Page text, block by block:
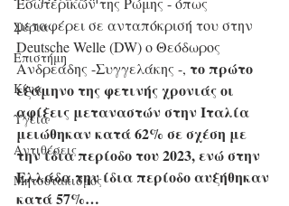
Σύρια
Επιστήμη
Kίνα
Υγεία
Aντιθέσεις
Μητσοτακισμός
μεταφέρει σε ανταπόκρισή του στην
Deutsche Welle (DW) ο Θεόδωρος
Ανδρεάδης -Συγγελάκης -, το πρώτο
εξάμηνο της φετινής χρονιάς οι
αφίξεις μεταναστών στην Ιταλία
μειώθηκαν κατά 62% σε σχέση με
την ίδια περίοδο του 2023, ενώ στην
Ελλάδα την ίδια περίοδο αυξήθηκαν
κατά 57%…